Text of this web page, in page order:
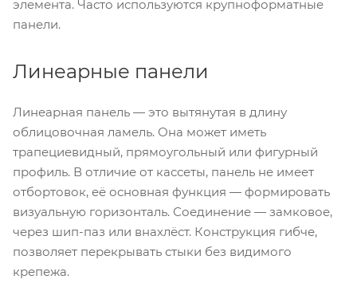
элемента. Часто используются крупноформатные
панели.
Линеарные панели
Линеарная панель — это вытянутая в длину
облицовочная ламель. Она может иметь
трапециевидный, прямоугольный или фигурный
профиль. В отличие от кассеты, панель не имеет
отбортовок, её основная функция — формировать
визуальную горизонталь. Соединение — замковое,
через шип-паз или внахлёст. Конструкция гибче,
позволяет перекрывать стыки без видимого
крепежа.